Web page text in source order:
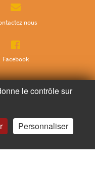
nous
Facebook
rien,le contrôle sur
Personnaliser